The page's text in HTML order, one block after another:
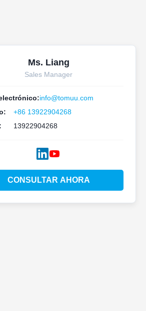
Ms. Liang
Sales Manager
info@tomuu.com
+86 13922904268
13922904268
CONSULTAR AHORA